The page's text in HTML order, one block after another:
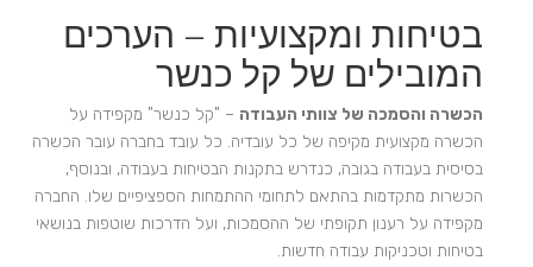
בטיחות ומקצועיות – הערכים
המובילים של קל כנשר
הכשרה והסמכה של צוותי העבודה – "קל כנשר" מקפידה על
הכשרה מקצועית מקיפה של כל עובדיה. כל עובד בחברה עובר הכשרה
בסיסית בעבודה בגובה, כנדרש בתקנות הבטיחות בעבודה, ובנוסף,
הכשרות מתקדמות בהתאם לתחומי ההתמחות הספציפיים שלו. החברה
מקפידה על רענון תקופתי של ההסמכות, ועל הדרכות שוטפות בנושאי
בטיחות וטכניקות עבודה חדשות.